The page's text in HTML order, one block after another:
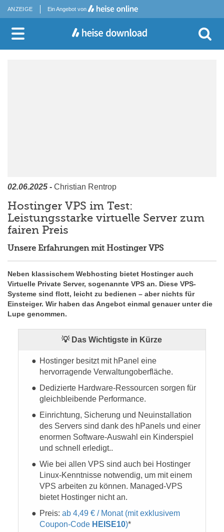
ANZEIGE Ein Angebot von
02.06.2025 - Christian Rentrop
Hostinger VPS im Test:
Leistungsstarke virtuelle Server zum
fairen Preis
Unsere Erfahrungen mit Hostinger VPS
Neben klassischem Webhosting bietet Hostinger auch
Virtuelle Private Server, sogenannte VPS an. Diese VPS-
Systeme sind flott, leicht zu bedienen – aber nichts für
Einsteiger. Wir haben das Angebot einmal genauer unter die
Lupe genommen.
💡 Das Wichtigste in Kürze
Hostinger besitzt mit hPanel eine
hervorragende Verwaltungoberfläche.
Dedizierte Hardware-Ressourcen sorgen für
gleichbleibende Performance.
Einrichtung, Sicherung und Neuinstallation
des Servers sind dank des hPanels und einer
enormen Software-Auswahl ein Kinderspiel
und schnell erledigt..
Wie bei allen VPS sind auch bei Hostinger
Linux-Kenntnisse notwendig, um mit einem
VPS arbeiten zu können. Managed-VPS
bietet Hostinger nicht an.
Preis:ab 4,49 € / Monat (mit exklusivem
Coupon-Code HEISE10)*